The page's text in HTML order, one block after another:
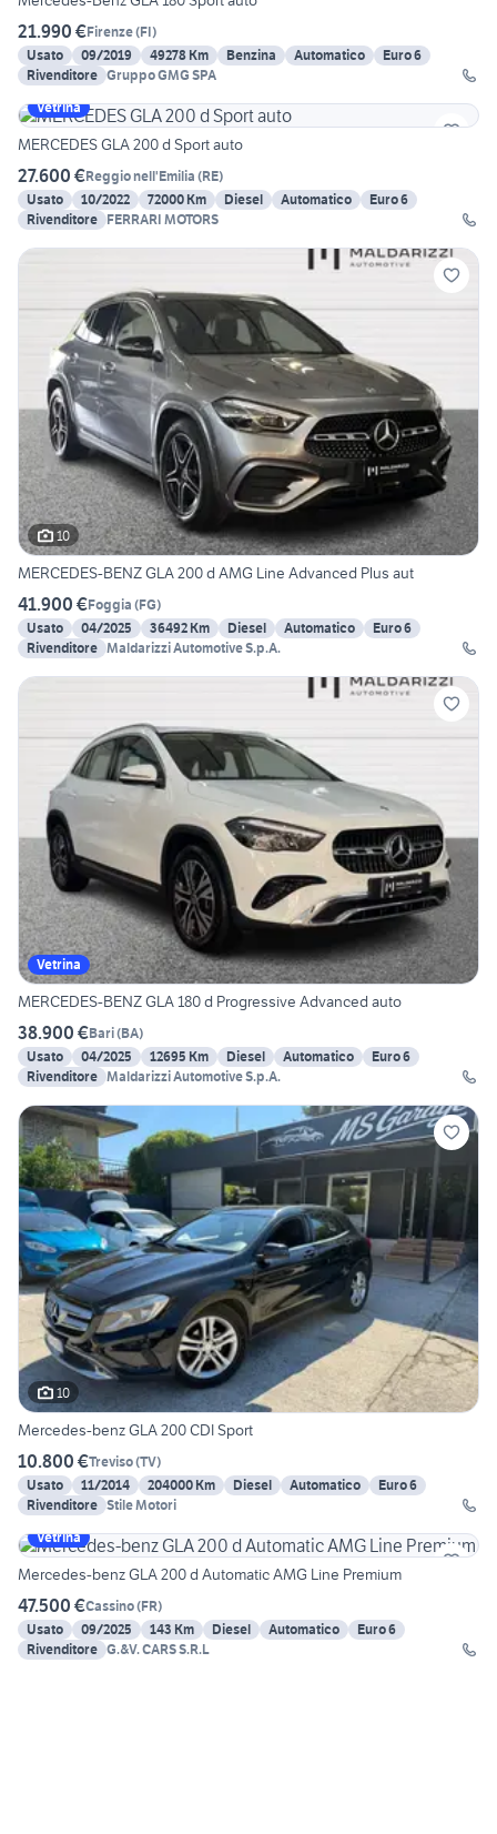
21.990 €Firenze(FI)
Usato
09/2019 49278 Km Benzina Automatico
Euro 6
Rivenditore Gruppo GMG SPA
Vetrina
MERCEDES GLA 200 d Sport auto
27.600 €Reggio nell'Emilia (RE)
Usato
10/2022 72000 Km Diesel Automatico
Euro 6
Rivenditore FERRARI MOTORS
10
MERCEDES-BENZ GLA 200 d AMG Line Advanced Plus aut
41.900 €Foggia (FG)
Usato
04/2025 36492 Km Diesel Automatico
Euro 6
Rivenditore Maldarizzi Automotive S.p.A.
Vetrina
MERCEDES-BENZ GLA 180 d Progressive Advanced auto
38.900 €Bari(BA)
Usato
04/2025 12695 Km Diesel Automatico
Euro 6
Rivenditore Maldarizzi Automotive S.p.A.
10
Mercedes-benz GLA 200 CDI Sport
10.800 €Treviso(TV)
Usato
11/2014 204000 Km Diesel Automatico
Euro 6
Rivenditore Stile Motori
Vetrina
Mercedes-benz GLA 200 d Automatic AMG Line Premium
47.500 €Cassino(FR)
Usato
09/2025 143 Km Diesel Automatico
Euro 6
Rivenditore G.&V. CARS S.R.L